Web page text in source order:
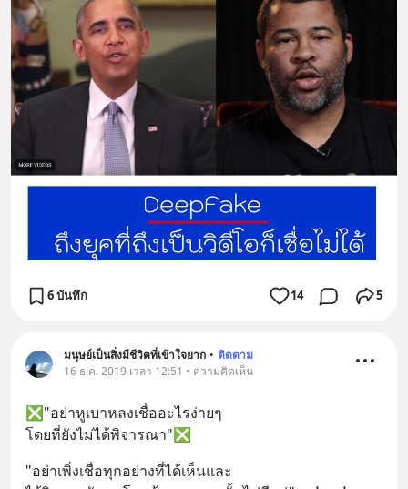
6 บันทึก 14 5
มนุษย์เป็นสิ่งมีชีวิตที่เข้าใจยาก • ติดตาม
16 ธ.ค. 2019 เวลา 12:51 • ความคิดเห็น
❎"อย่าหูเบาหลงเชื่ออะไรง่ายๆ
โดยที่ยังไม่ได้พิจารณา"❎
"อย่าเพิ่งเชื่อทุกอย่างที่ได้เห็นและ